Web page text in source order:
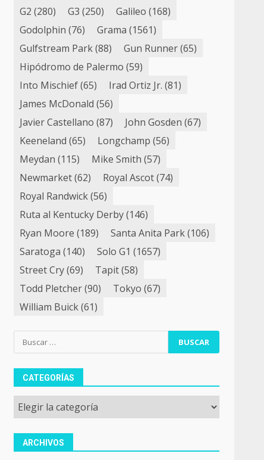
G2 (280) G3 (250) Galileo (168)
Godolphin (76) Grama (1561)
Gulfstream Park(88) Gun Runner(65)
Hipódromo de Palermo (59)
Into Mischief(65) Irad Ortiz Jr. (81)
James McDonald (56)
Javier Castellano (87) John Gosden (67)
Keeneland (65) Longchamp (56)
Meydan (115) Mike Smith (57)
Newmarket(62) Royal Ascot(74)
Royal Randwick(56)
Ruta al Kentucky Derby(146)
Ryan Moore (189) Santa Anita Park(106)
Saratoga (140) Solo G1 (1657)
Street Cry(69) Tapit(58)
Todd Pletcher(90) Tokyo (67)
William Buick(61)
Buscar:
CATEGORÍAS
Categorías
ARCHIVOS